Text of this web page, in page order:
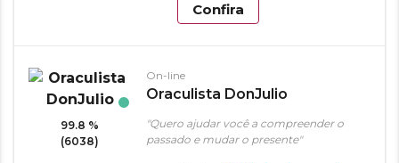
Confira
99.8 %
(6038)
On-line
Oraculista DonJulio
"Quero ajudar você a compreender o
passado e mudar o presente"